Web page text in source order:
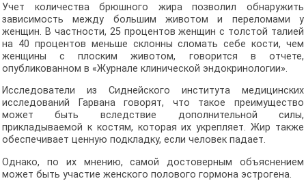
Учет количества брюшного жира позволил обнаружить
зависимость между большим животом и переломами у
женщин. В частности, 25 процентов женщин с толстой талией
на 40 процентов меньше склонны сломать себе кости, чем
женщины с плоским животом, говорится в отчете,
опубликованном в «Журнале клинической эндокринологии».
Исследователи из Сиднейского института медицинских
исследований Гарвана говорят, что такое преимущество
может быть вследствие дополнительной силы,
прикладываемой к костям, которая их укрепляет. Жир также
обеспечивает ценную подкладку, если человек падает.
Однако, по их мнению, самой достоверным объяснением
может быть участие женского полового гормона эстрогена.